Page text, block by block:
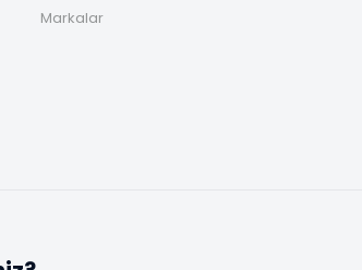
Markalar